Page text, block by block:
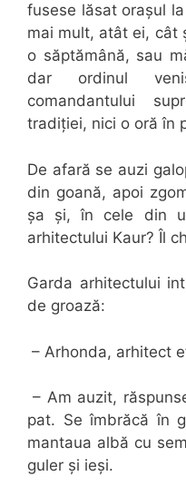
fusese lăsat orașul
mai mult, atât ei, cât
o săptămână, sau
dar ordinul
comandantului
tradiției, nici o oră în
De afară se auzi
din goană, apoi
șa și, în cele din
arhitectului Kaur? Îl
Garda arhitectului
de groază:
– Arhonda, arhitect
– Am auzit,
pat. Se îmbrăcă în
mantaua albă cu
guler și ieși.